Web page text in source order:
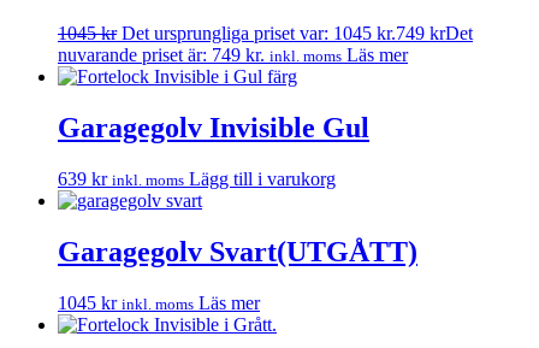
1045kr Det ursprungliga priset var: 1045 kr.749 krDet
nuvarande priset är: 749 kr. inkl. moms Läs mer
Garagegolv Invisible Gul
639 kr inkl. moms Lägg till i varukorg
Garagegolv Svart(UTGÅTT)
1045 kr inkl. moms Läs mer